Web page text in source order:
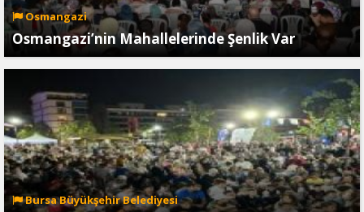
Osmangazi
Osmangazi’nin Mahallelerinde Şenlik Var
Bursa Büyükşehir Belediyesi